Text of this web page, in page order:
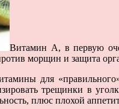
Витамин А, в первую
морщин и защита
для
трещинки в
плюс плохой